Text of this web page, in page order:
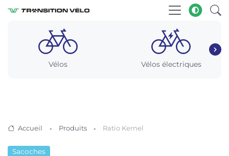
Vélos Vélos électriques
Accueil Produits Ratio Kernel
Sacoches